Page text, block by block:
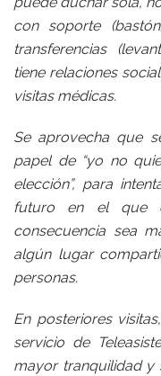
con soporte
transferencias
tiene relaciones
visitas médicas.
Se aprovecha que
papel de “yo no
elección”, para
futuro en el que
consecuencia sea
algún lugar
personas.
En posteriores
servicio de
mayor tranquilidad y